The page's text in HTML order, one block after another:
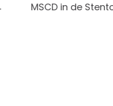
MSCD in de Stentor